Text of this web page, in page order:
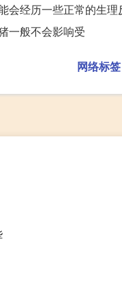
会经历一些正常的生
一般不会影响受
网络标签